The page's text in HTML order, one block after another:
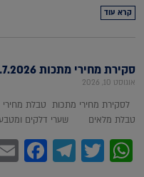
קרא עוד
סקירת מחירי מתכות 23.7.2026
אוגוסט 10, 2026
לסקירת מחירי מתכות טבלת
טבלת מלאים שערי דלקים
WhatsApp
Twitter